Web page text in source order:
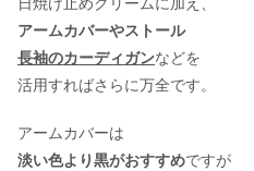
アームカバーやストール
長袖のカーディガンなどを
活用すればさらに万全です。
アームカバーは
淡い色より黒がおすすめですが